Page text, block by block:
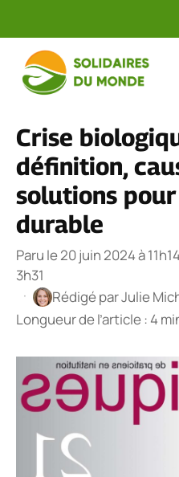
contenu
Crise
définition,
solutions
durable
Paru le 20 juin 2024 à 11h14
3h31
·
Rédigé parJulie
Longueur de l’article : 4